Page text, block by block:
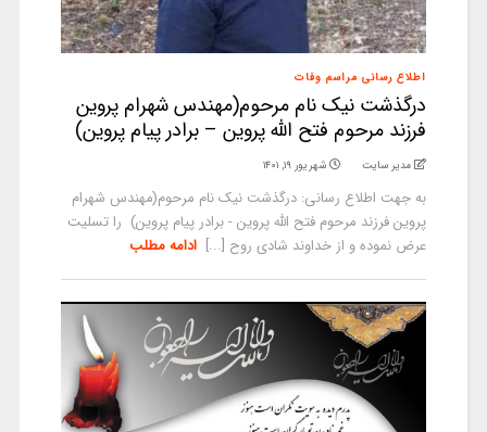
اطلاع رسانی مراسم وفات
درگذشت نیک نام مرحوم(مهندس شهرام پروین
فرزند مرحوم فتح الله پروین – برادر پیام پروین)
مدیر سایت شهریور ۱۹, ۱۴۰۱
به جهت اطلاع رسانی: درگذشت نیک نام مرحوم(مهندس شهرام
پروین فرزند مرحوم فتح الله پروین - برادر پیام پروین) را تسلیت
عرض نموده و از خداوند شادی روح [...] ادامه مطلب